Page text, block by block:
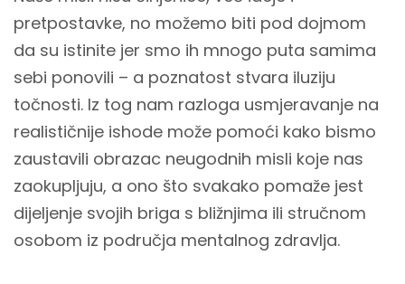
pretpostavke, no možemo biti pod dojmom
da su istinite jer smo ih mnogo puta samima
sebi ponovili – a poznatost stvara iluziju
točnosti. Iz tog nam razloga usmjeravanje na
realističnije ishode može pomoći kako bismo
zaustavili obrazac neugodnih misli koje nas
zaokupljuju, a ono što svakako pomaže jest
dijeljenje svojih briga s bližnjima ili stručnom
osobom iz područja mentalnog zdravlja.